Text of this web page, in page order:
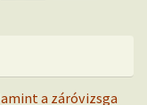
a záróvizsga